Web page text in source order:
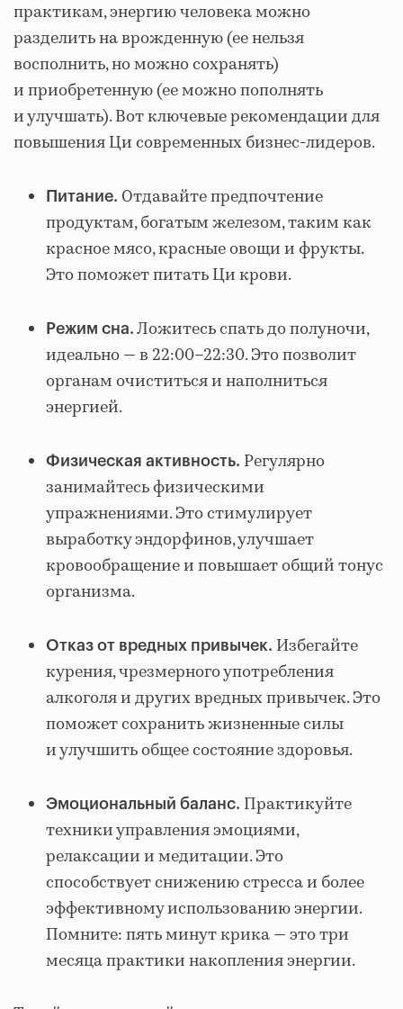
практикам, энергию человека можно
разделить на врожденную (ее нельзя
восполнить, но можно сохранять)
и приобретенную (ее можно пополнять
и улучшать). Вот ключевые рекомендации для
повышения Ци современных бизнес-лидеров.
Питание. Отдавайте предпочтение
продуктам, богатым железом, таким как
красное мясо, красные овощи и фрукты.
Это поможет питать Ци крови.
Режим сна. Ложитесь спать до полуночи,
идеально — в 22:00–22:30. Это позволит
органам очиститься и наполниться
энергией.
Физическая активность. Регулярно
занимайтесь физическими
упражнениями. Это стимулирует
выработку эндорфинов, улучшает
кровообращение и повышает общий тонус
организма.
Отказ от вредных привычек. Избегайте
курения, чрезмерного употребления
алкоголя и других вредных привычек. Это
поможет сохранить жизненные силы
и улучшить общее состояние здоровья.
Эмоциональный баланс. Практикуйте
техники управления эмоциями,
релаксации и медитации. Это
способствует снижению стресса и более
эффективному использованию энергии.
Помните: пять минут крика — это три
месяца практики накопления энергии.